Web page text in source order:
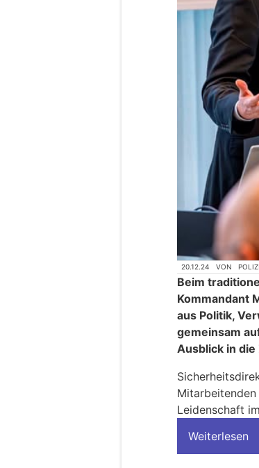
20.12.24 VON
Beim
Kommandant
aus Politik,
gemeinsam
Ausblick in
Leidenschaft
Weiterlesen